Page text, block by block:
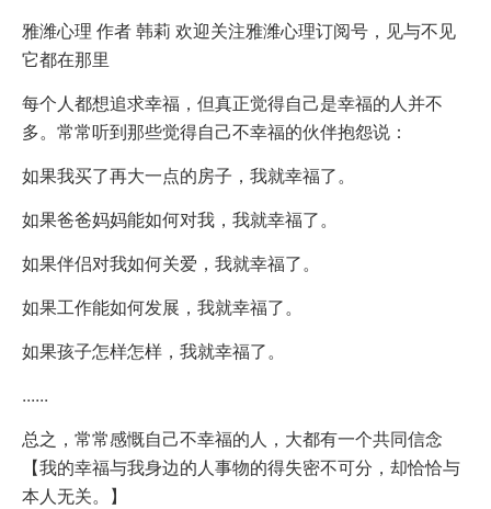
雅潍心理 作者 韩莉 欢迎关注雅潍心理订阅号，见与不见
它都在那里
每个人都想追求幸福，但真正觉得自己是幸福的人并不
多。常常听到那些觉得自己不幸福的伙伴抱怨说：
如果我买了再大一点的房子，我就幸福了。
如果爸爸妈妈能如何对我，我就幸福了。
如果伴侣对我如何关爱，我就幸福了。
如果工作能如何发展，我就幸福了。
如果孩子怎样怎样，我就幸福了。
......
总之，常常感慨自己不幸福的人，大都有一个共同信念
【我的幸福与我身边的人事物的得失密不可分，却恰恰与
本人无关。】